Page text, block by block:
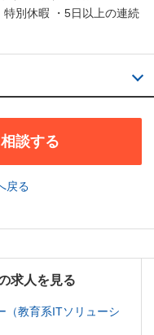
特別休暇 ・5日以上の連続
談する
戻る
求人を見る
（教育系ITソリューシ